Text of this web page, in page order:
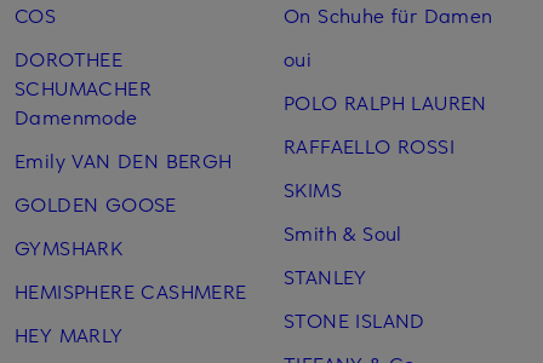
COS
DOROTHEE
SCHUMACHER
Damenmode
Emily VAN DEN BERGH
GOLDEN GOOSE
GYMSHARK
HEMISPHERE CASHMERE
HEY MARLY
On Schuhe für Damen
oui
POLO RALPH LAUREN
RAFFAELLO ROSSI
SKIMS
Smith & Soul
STANLEY
STONE ISLAND